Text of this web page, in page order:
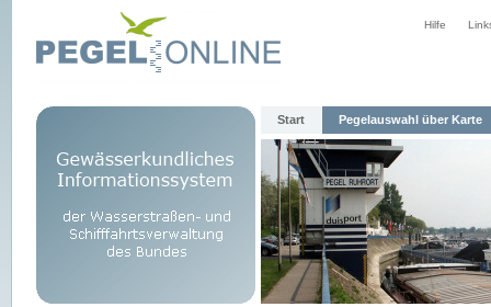
Hilfe
Start Pegelauswahl über Karte